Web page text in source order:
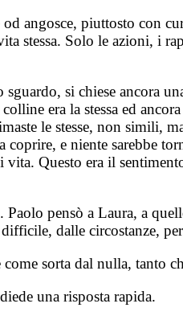
angosce, piuttosto con
stessa. Solo le azioni, i
si chiese ancora
era la stessa ed
le stesse, non simili,
e niente sarebbe
Questo era il
pensò a Laura, a
dalle circostanze,
sorta dal nulla, tanto
una risposta rapida.